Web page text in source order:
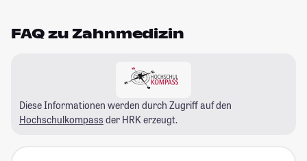
FAQ zu Zahnmedizin
Diese Informationen werden durch Zugriff auf den
Hochschulkompass der HRK erzeugt.